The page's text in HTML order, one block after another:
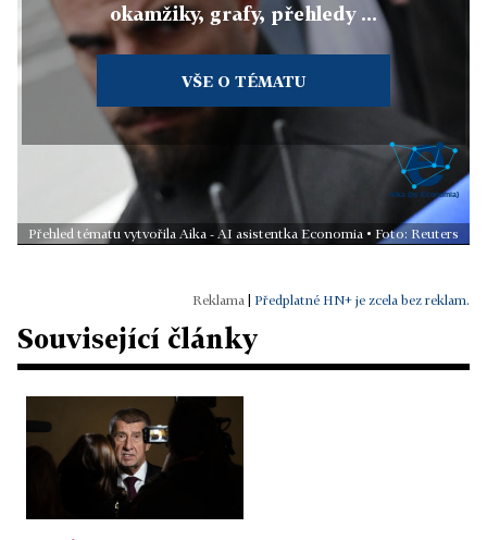
okamžiky, grafy, přehledy ...
VŠE O TÉMATU
Přehled tématu vytvořila Aika - AI asistentka Economia • Foto: Reuters
Předplatné HN+ je zcela bez reklam.
Související články